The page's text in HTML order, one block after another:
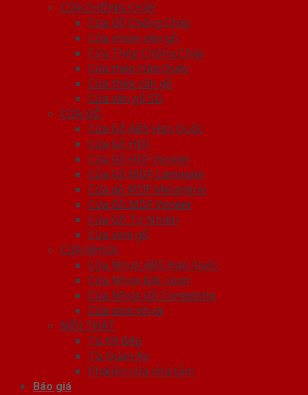
CỬA CHỐNG CHÁY
Cửa Gỗ Chống Cháy
Cửa nhôm vân gỗ
Cửa Thép Chống Cháy
Cửa thép Hàn Quốc
Cửa thép vân gỗ
Cửa vân gỗ 5D
CỬA GỖ
Cửa Gỗ ABS Hàn Quốc
Cửa Gỗ HDF
Cửa Gỗ HDF Veneer
Cửa Gỗ MDF Laminate
Cửa gỗ MDF Melamine
Cửa Gỗ MDF Veneer
Cửa Gỗ Tự Nhiên
Cửa vòm gỗ
CỬA NHỰA
Cửa Nhựa ABS Hàn Quốc
Cửa Nhựa Đài Loan
Cửa Nhựa Gỗ Composite
Cửa vòm nhựa
NỘI THẤT
Tủ Kệ Bếp
Tủ Quần Áo
Phụ kiện cửa nhà tắm
Báo giá